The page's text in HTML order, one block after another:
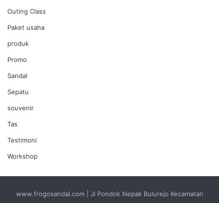
Outing Class
Paket usaha
produk
Promo
Sandal
Sepatu
souvenir
Tas
Testimoni
Workshop
www.frogosandal.com | Jl Pondok Nepak Bulurejo Kecamatan